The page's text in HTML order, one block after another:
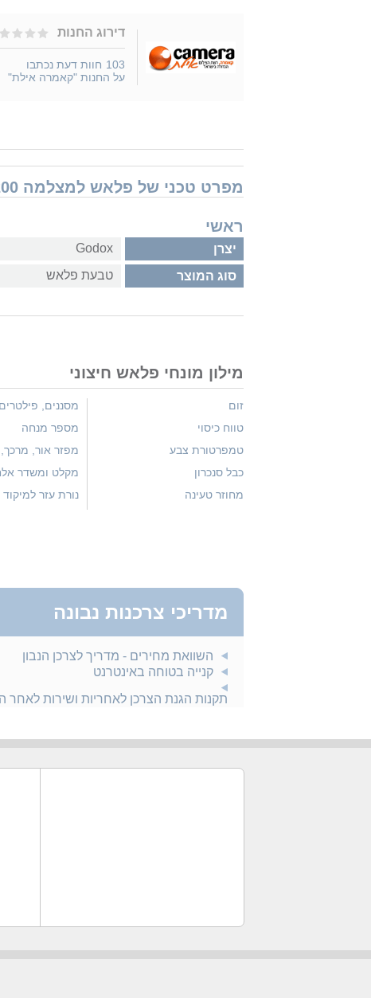
דירוג החנות
103 חוות דעת נכתבו
על החנות "קאמרה אילת"
מפרט טכני של פלאש למצלמה Godox R200
ראשי
יצרן Godox
סוג המוצר טבעת פלאש
מילון מונחי פלאש חיצוני
זום
טווח כיסוי
טמפרטורת צבע
כבל סנכרון
מחוזר טעינה
מסננים, פילטרים
מספר מנחה
מפזר אור, מרכך,
מקלט ומשדר
נורת עזר למיקוד
מדריכי צרכנות נבונה
השוואת מחירים - מדריך לצרכן הנבון
קנייה בטוחה באינטרנט
תקנות הגנת הצרכן לאחריות ושירות לאחר